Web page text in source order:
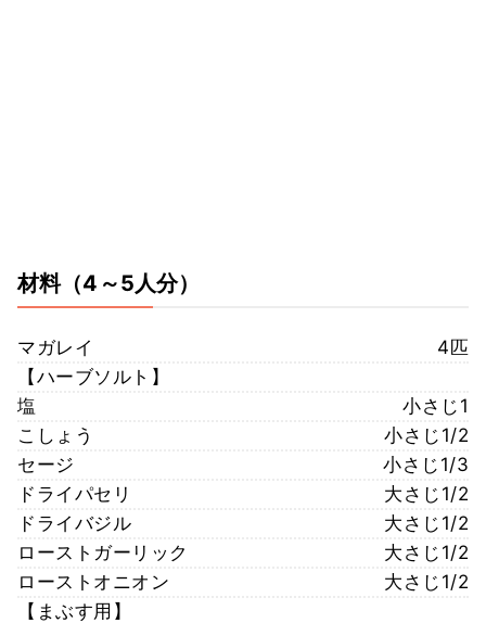
材料（4～5人分）
マガレイ
4匹
【ハーブソルト】
塩
小さじ1
こしょう
小さじ1/2
セージ
小さじ1/3
ドライパセリ
大さじ1/2
ドライバジル
大さじ1/2
ローストガーリック
大さじ1/2
ローストオニオン
大さじ1/2
【まぶす用】